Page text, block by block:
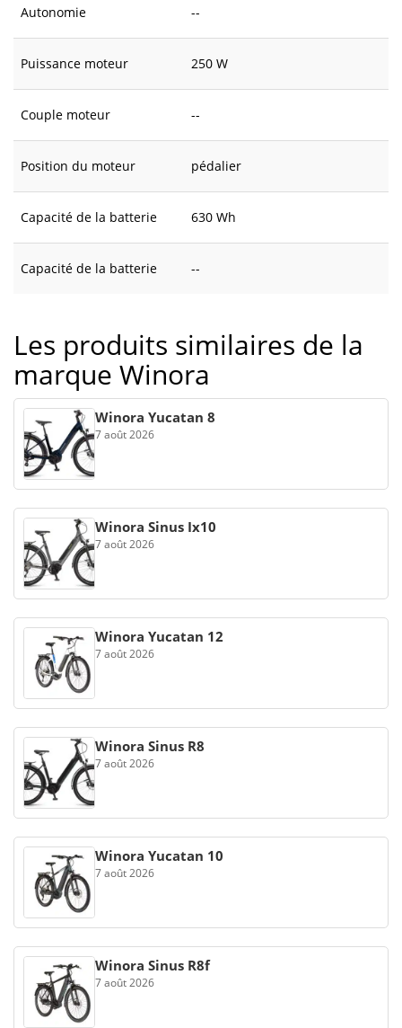
Autonomie --
Puissance moteur 250 W
Couple moteur --
Position du moteur pédalier
Capacité de la batterie 630 Wh
Capacité de la batterie --
Les produits similaires de la
marque Winora
Winora Yucatan 8
7 août 2026
Winora Sinus Ix10
7 août 2026
Winora Yucatan 12
7 août 2026
Winora Sinus R8
7 août 2026
Winora Yucatan 10
7 août 2026
Winora Sinus R8f
7 août 2026